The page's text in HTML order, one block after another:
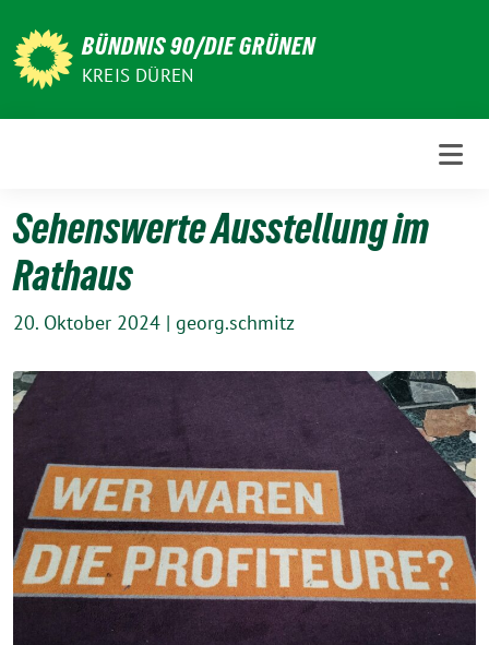
zum
Inhalt
BÜNDNIS 90/DIE GRÜNEN
KREIS DÜREN
Sehenswerte Ausstellung im
Rathaus
20. Oktober 2024 | georg.schmitz